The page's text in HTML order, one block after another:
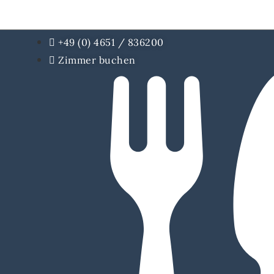
+49 (0) 4651 / 836200
Zimmer buchen